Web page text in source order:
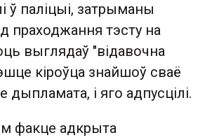
ў паліцыі, затрыманы
праходжання тэсту на
выглядаў "відавочна
кіроўца знайшоў сваё
дыпламата, і яго адпусцілі.
факце адкрыта